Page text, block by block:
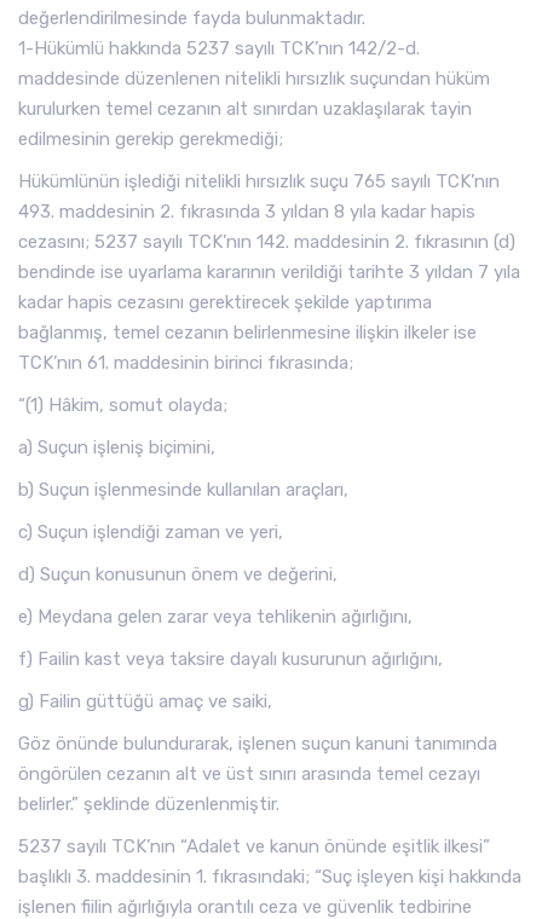
değerlendirilmesinde fayda bulunmaktadır.
1-Hükümlü hakkında 5237 sayılı TCK’nın 142/2-d.
maddesinde düzenlenen nitelikli hırsızlık suçundan hüküm
kurulurken temel cezanın alt sınırdan uzaklaşılarak tayin
edilmesinin gerekip gerekmediği;
Hükümlünün işlediği nitelikli hırsızlık suçu 765 sayılı TCK’nın
493. maddesinin 2. fıkrasında 3 yıldan 8 yıla kadar hapis
cezasını; 5237 sayılı TCK’nın 142. maddesinin 2. fıkrasının (d)
bendinde ise uyarlama kararının verildiği tarihte 3 yıldan 7 yıla
kadar hapis cezasını gerektirecek şekilde yaptırıma
bağlanmış, temel cezanın belirlenmesine ilişkin ilkeler ise
TCK’nın 61. maddesinin birinci fıkrasında;
“(1) Hâkim, somut olayda;
a) Suçun işleniş biçimini,
b) Suçun işlenmesinde kullanılan araçları,
c) Suçun işlendiği zaman ve yeri,
d) Suçun konusunun önem ve değerini,
e) Meydana gelen zarar veya tehlikenin ağırlığını,
f) Failin kast veya taksire dayalı kusurunun ağırlığını,
g) Failin güttüğü amaç ve saiki,
Göz önünde bulundurarak, işlenen suçun kanuni tanımında
öngörülen cezanın alt ve üst sınırı arasında temel cezayı
belirler.” şeklinde düzenlenmiştir.
5237 sayılı TCK’nın “Adalet ve kanun önünde eşitlik ilkesi”
başlıklı 3. maddesinin 1. fıkrasındaki; “Suç işleyen kişi hakkında
işlenen fiilin ağırlığıyla orantılı ceza ve güvenlik tedbirine